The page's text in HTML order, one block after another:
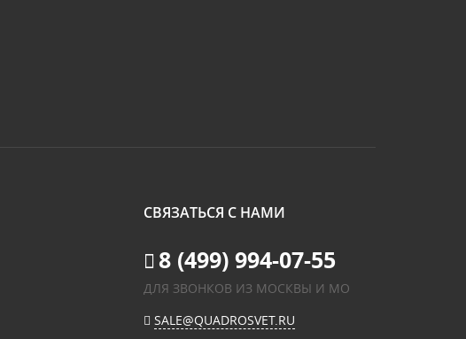
СВЯЗАТЬСЯ С НАМИ
8 (499) 994-07-55
ДЛЯ ЗВОНКОВ ИЗ МОСКВЫ И МО
SALE@QUADROSVET.RU